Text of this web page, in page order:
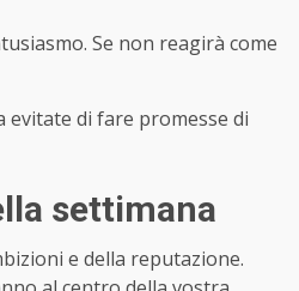
Se non reagirà come
di fare promesse di
settimana
e della reputazione.